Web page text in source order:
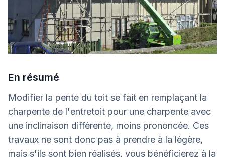
En résumé
Modifier la pente du toit se fait en remplaçant la
charpente de l'entretoit pour une charpente avec
une inclinaison différente, moins prononcée. Ces
travaux ne sont donc pas à prendre à la légère,
mais s'ils sont bien réalisés, vous bénéficierez à la